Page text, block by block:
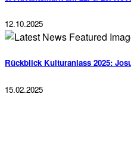
12.10.2025
Rückblick Kulturanlass 2025:
15.02.2025